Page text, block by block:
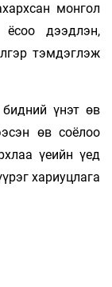
монгол
дээдлэн,
тэмдэглэж
үнэт өв
өв соёлоо
үеийн үед
хариуцлага